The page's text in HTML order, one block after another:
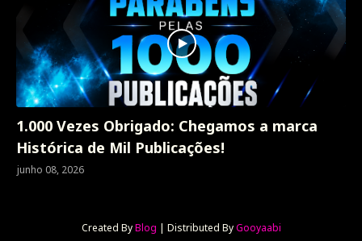
1.000 Vezes Obrigado: Chegamos a marca
Histórica de Mil Publicações!
junho 08, 2026
Created ByBlog | Distributed ByGooyaabi